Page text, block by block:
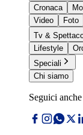
Cronaca
Video
Foto
Tv &
Lifestyle
Speciali
Chi siamo
Seguici anche